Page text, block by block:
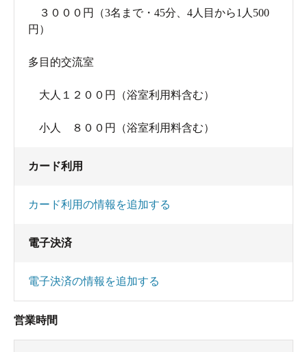
３０００円（3名まで・45分、4人目から1人500
円）
多目的交流室
大人１２００円（浴室利用料含む）
小人 ８００円（浴室利用料含む）
カード利用
カード利用の情報を追加する
電子決済
電子決済の情報を追加する
営業時間